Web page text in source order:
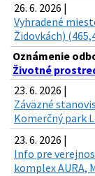
26. 6. 2026 |
Vyhradené
Židovkách)
Oznámenie
Životné
23. 6. 2026 |
Záväzné
Komerčný park
23. 6. 2026 |
Info pre
komplex AURA,